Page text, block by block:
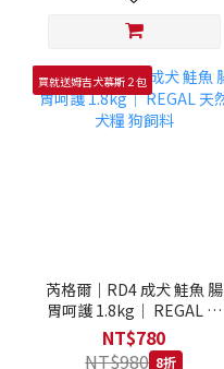
買就送姆吉犬慕斯２包
芮格爾｜RD4 成犬 鮭魚 腸
胃呵護 1.8kg｜ REGAL 天
然犬糧 狗飼料
NT$780
NT$980 8折